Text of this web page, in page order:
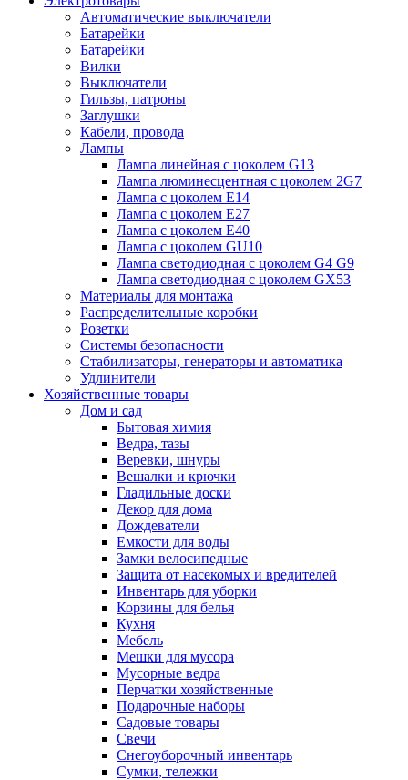
Автоматические выключатели
Батарейки
Батарейки
Вилки
Выключатели
Гильзы, патроны
Заглушки
Кабели, провода
Лампы
Лампа линейная с цоколем G13
Лампа люминесцентная с цоколем 2G7
Лампа с цоколем E14
Лампа с цоколем E27
Лампа с цоколем E40
Лампа с цоколем GU10
Лампа светодиодная с цоколем G4 G9
Лампа светодиодная с цоколем GX53
Материалы для монтажа
Распределительные коробки
Розетки
Системы безопасности
Стабилизаторы, генераторы и автоматика
Удлинители
Хозяйственные товары
Дом и сад
Бытовая химия
Ведра, тазы
Веревки, шнуры
Вешалки и крючки
Гладильные доски
Декор для дома
Дождеватели
Емкости для воды
Замки велосипедные
Защита от насекомых и вредителей
Инвентарь для уборки
Корзины для белья
Кухня
Мебель
Мешки для мусора
Мусорные ведра
Перчатки хозяйственные
Подарочные наборы
Садовые товары
Свечи
Снегоуборочный инвентарь
Сумки, тележки